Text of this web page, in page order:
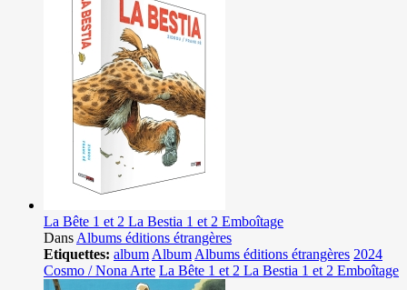
La Bête 1 et 2 La Bestia 1 et 2 Emboîtage
Dans Albums éditions étrangères
Etiquettes: album Album Albums éditions étrangères 2024
Cosmo / Nona Arte La Bête 1 et 2 La Bestia 1 et 2 Emboîtage